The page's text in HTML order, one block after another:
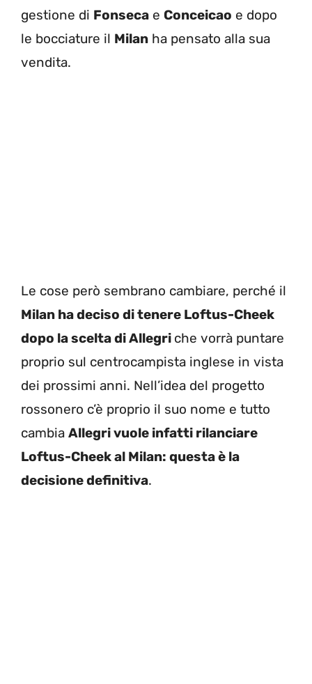
gestione di Fonseca e Conceicao e dopo
le bocciature il Milan ha pensato alla sua
vendita.
Le cose però sembrano cambiare, perché il
Milan ha deciso di tenere Loftus-Cheek
dopo la scelta di Allegri che vorrà puntare
proprio sul centrocampista inglese in vista
dei prossimi anni. Nell’idea del progetto
rossonero c’è proprio il suo nome e tutto
cambia Allegri vuole infatti rilanciare
Loftus-Cheek al Milan: questa è la
decisione definitiva.